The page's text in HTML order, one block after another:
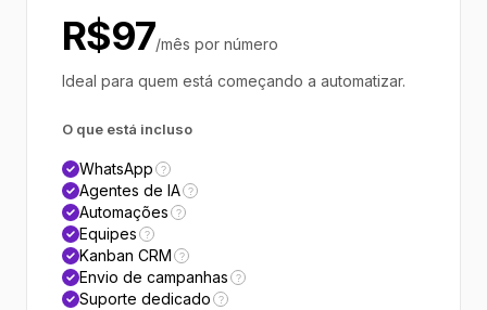
R$97/mês por número
Ideal para quem está começando a automatizar.
O que está incluso
WhatsApp ?
Agentes de IA ?
Automações ?
Equipes ?
Kanban CRM ?
Envio de campanhas ?
Suporte dedicado ?